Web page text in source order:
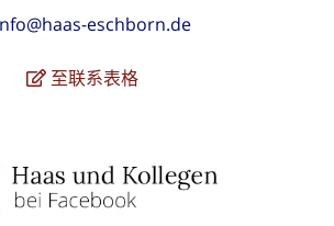
eschborn.de
至联系表格